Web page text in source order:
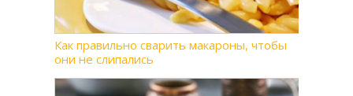
Как правильно сварить макароны, чтобы
они не слипались